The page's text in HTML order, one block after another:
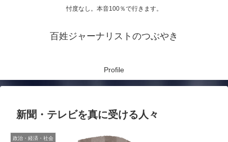
忖度なし。本音100％で行きます。
百姓ジャーナリストのつぶやき
Profile
新聞・テレビを真に受ける人々
政治・経済・社会